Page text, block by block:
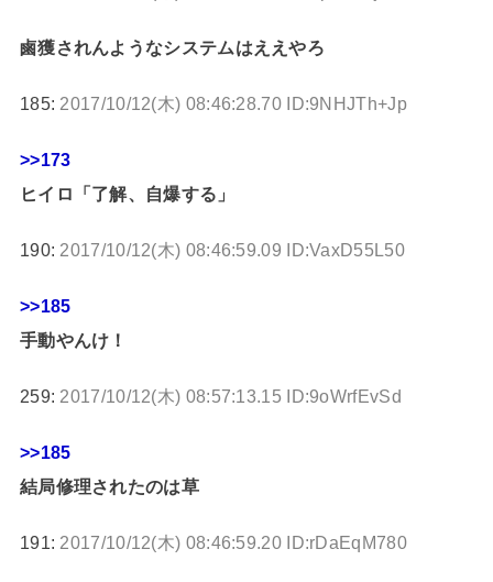
鹵獲されんようなシステムはええやろ
185: 2017/10/12(木) 08:46:28.70 ID:9NHJTh+Jp
>>173
ヒイロ「了解、自爆する」
190: 2017/10/12(木) 08:46:59.09 ID:VaxD55L50
>>185
手動やんけ！
259: 2017/10/12(木) 08:57:13.15 ID:9oWrfEvSd
>>185
結局修理されたのは草
191: 2017/10/12(木) 08:46:59.20 ID:rDaEqM780